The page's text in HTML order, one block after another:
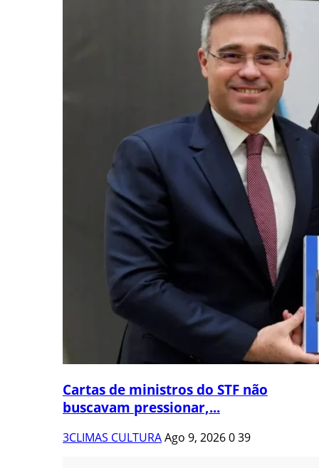
Cartas de ministros do STF não
buscavam pressionar,...
3CLIMAS CULTURAAgo 9, 2026039